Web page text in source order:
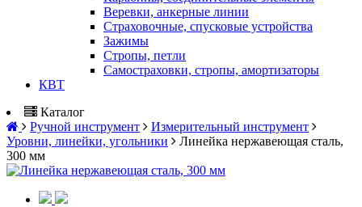
Веревки, анкерные линии
Страховочные, спусковые устройства
Зажимы
Стропы, петли
Самостраховки, стропы, амортизаторы
КВТ
Каталог
Ручной инструмент
Измерительный инструмент
Уровни, линейки, угольники
Линейка нержавеющая сталь,
300 мм